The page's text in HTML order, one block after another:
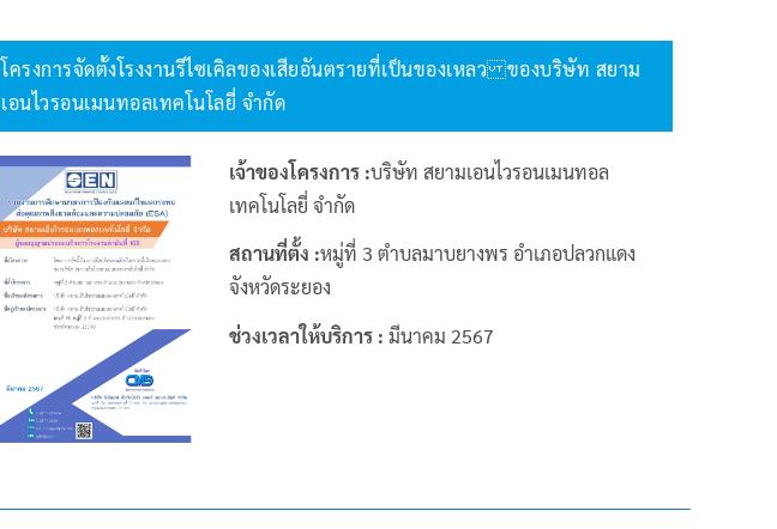
โครงการจัดตั้งโรงงานรีไซเคิลของเสียอันตรายที่เป็นของเหลว ของบริษัท สยาม
เอนไวรอนเมนทอลเทคโนโลยี่ จำกัด
เจ้าของโครงการ :บริษัท สยามเอนไวรอนเมนทอล
เทคโนโลยี่ จำกัด
สถานที่ตั้ง :หมู่ที่ 3 ตำบลมาบยางพร อำเภอปลวกแดง
จังหวัดระยอง
ช่วงเวลาให้บริการ : มีนาคม 2567